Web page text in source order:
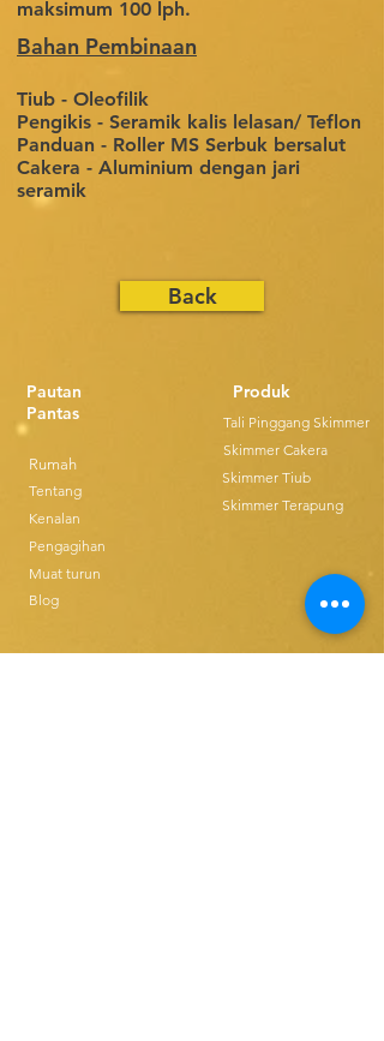
maksimum 100 lph.
Bahan Pembinaan
Tiub - Oleofilik
Pengikis - Seramik kalis lelasan/ Teflon
Panduan - Roller MS Serbuk bersalut
Cakera - Aluminium dengan jari
seramik
Back
Pautan
Pantas
Rumah
Tentang
Kenalan
Pengagihan
Muat turun
Blog
Produk
Tali Pinggang Skimmer
Skimmer Cakera
Skimmer Tiub
Skimmer Terapung